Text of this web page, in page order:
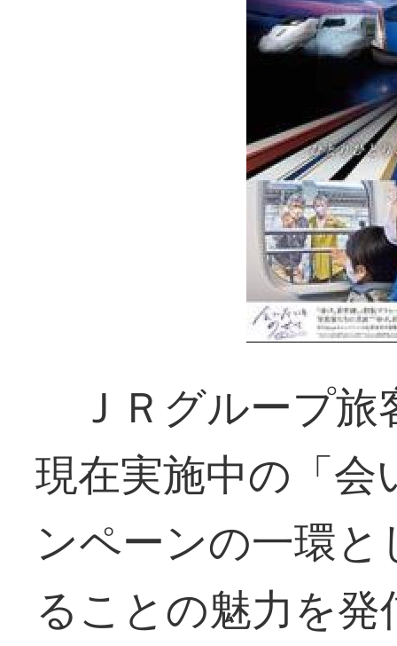
ＪＲグループ旅
現在実施中の「
ンペーンの一環
ることの魅力を